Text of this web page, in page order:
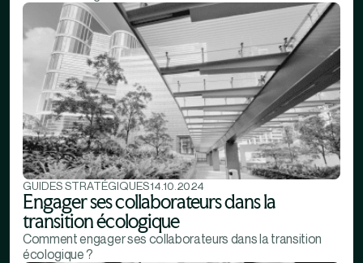
GUIDES STRATÉGIQUES14.10.2024
Engager ses collaborateurs dans la
transition écologique
Comment engager ses collaborateurs dans la transition
écologique ?